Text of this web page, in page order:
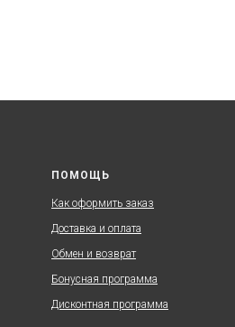
ПОМОЩЬ
Как оформить заказ
Доставка и оплата
Обмен и возврат
Бонусная программа
Дисконтная программа